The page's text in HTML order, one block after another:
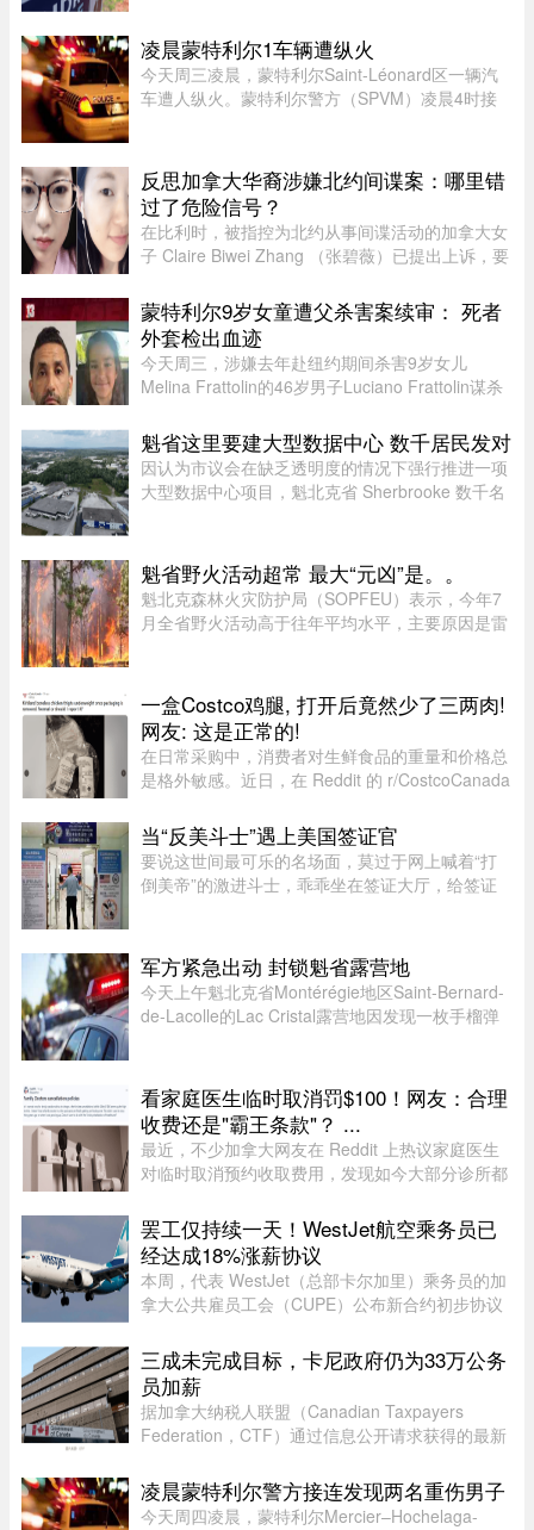
地区所有房屋类型以及各 ...
凌晨蒙特利尔1车辆遭纵火
今天周三凌晨，蒙特利尔Saint-Léonard区一辆汽
车遭人纵火。蒙特利尔警方（SPVM）凌晨4时接
Chèvrefils表示，警员抵达现场时，火 ...
反思加拿大华裔涉嫌北约间谍案：哪里错
过了危险信号？
在比利时，被指控为北约从事间谍活动的加拿大女
子 Claire Biwei Zhang （张碧薇）已提出上诉，要
急调查其安全审查程序，以查明外国势力可能是如
何渗透进入政府体系的。 ...
蒙特利尔9岁女童遭父杀害案续审： 死者
外套检出血迹
今天周三，涉嫌去年赴纽约期间杀害9岁女儿
Melina Frattolin的46岁男子Luciano Frattolin谋杀
Luciano Frattolin被控二级谋杀及藏匿尸体，两项
罪名均不认罪，自2025年7月被捕以 ...
魁省这里要建大型数据中心 数千居民发对
因认为市议会在缺乏透明度的情况下强行推进一项
大型数据中心项目，魁北克省 Sherbrooke 数千名
估并举行公开辩论，同时对 ...
魁省野火活动超常 最大“元凶”是。。
魁北克森林火灾防护局（SOPFEU）表示，今年7
月全省野火活动高于往年平均水平，主要原因是雷
均为66起火灾，受影响面积约111 ...
一盒Costco鸡腿, 打开后竟然少了三两肉!
网友: 这是正常的!
在日常采购中，消费者对生鲜食品的重量和价格总
是格外敏感。近日，在 Reddit 的 r/CostcoCanada
Costco 购买的 Kirkland 无骨鸡腿肉，去掉包装后
称重，竟然比标签上的重量 ...
当“反美斗士”遇上美国签证官
要说这世间最可乐的名场面，莫过于网上喊着“打
倒美帝”的激进斗士，乖乖坐在签证大厅，给签证
美狠话少了许多，火药味也 ...
军方紧急出动 封锁魁省露营地
今天上午魁北克省Montérégie地区Saint-Bernard-
de-Lacolle的Lac Cristal露营地因发现一枚手榴弹
历史，目前对露营者没有 ...
看家庭医生临时取消罚$100！网友：合理
收费还是"霸王条款"？ ...
最近，不少加拿大网友在 Reddit 上热议家庭医生
对临时取消预约收取费用，发现如今大部分诊所都
$60至$100之间。多名网友表示，这类收费政策其
实已经实行十年以上，$60 ...
罢工仅持续一天！WestJet航空乘务员已
经达成18%涨薪协议
本周，代表 WestJet（总部卡尔加里）乘务员的加
拿大公共雇员工会（CUPE）公布新合约初步协议
时段津贴"，地面工作也获补偿；休息时间增加；
餐食和制服津贴上调；其他一系 ...
三成未完成目标，卡尼政府仍为33万公务
员加薪
据加拿大纳税人联盟（Canadian Taxpayers
Federation，CTF）通过信息公开请求获得的最新
薪。数据显示，2025 年有 78% 的联邦雇员获得了
薪资提升，而工资下降者还不到万分 ...
凌晨蒙特利尔警方接连发现两名重伤男子
今天周四凌晨，蒙特利尔Mercier–Hochelaga-